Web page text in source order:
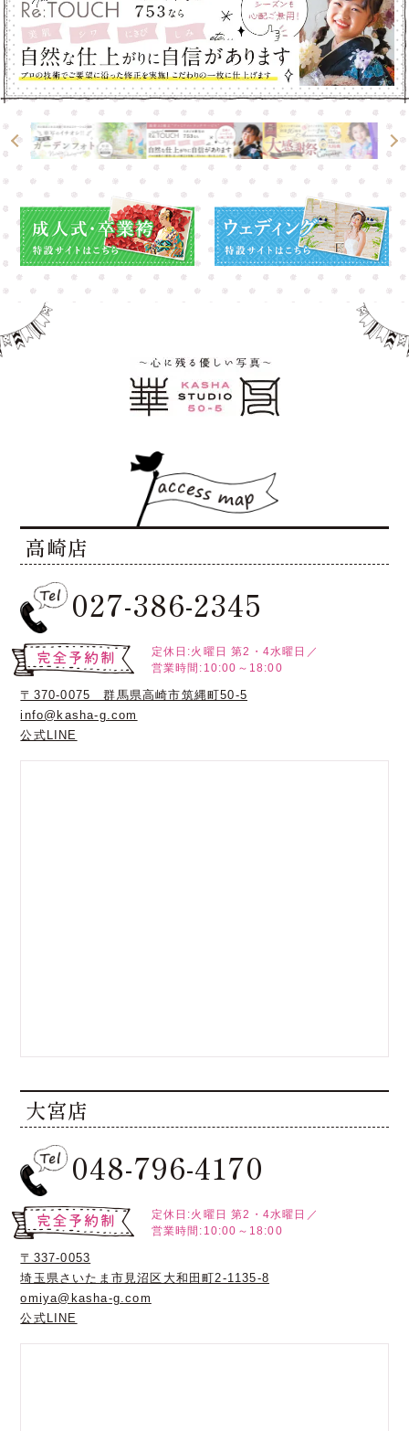
高崎店
027-386-2345
定休日:火曜日 第2・4水曜日／
営業時間:10:00～18:00
〒370-0075 群馬県高崎市筑縄町50-5
info@kasha-g.com
公式LINE
大宮店
048-796-4170
定休日:火曜日 第2・4水曜日／
営業時間:10:00～18:00
〒337-0053
埼玉県さいたま市見沼区大和田町2-1135-8
omiya@kasha-g.com
公式LINE
高崎店
大宮店
高崎店
大宮店